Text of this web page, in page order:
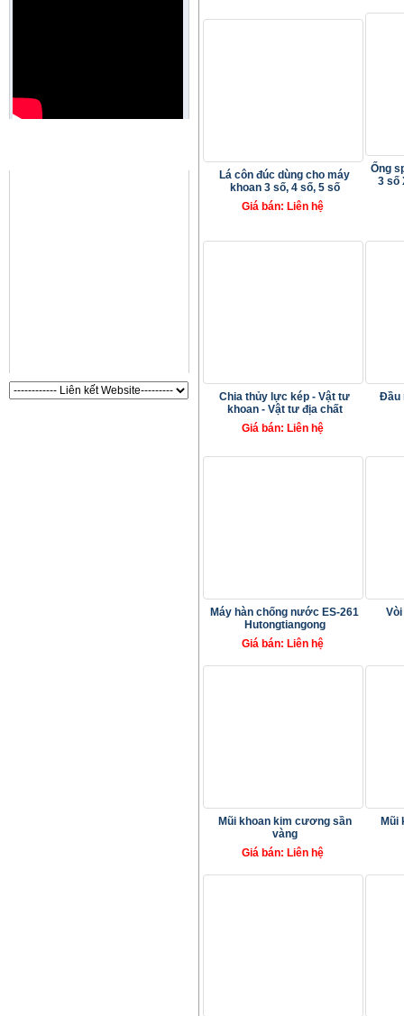
Lá côn đúc dùng cho máy
khoan 3 số, 4 số, 5 số
Giá bán: Liên hệ
Ống
3 số
Chia thủy lực kép - Vật tư
khoan - Vật tư địa chất
Giá bán: Liên hệ
Đầu
Máy hàn chống nước ES-261
Hutongtiangong
Giá bán: Liên hệ
Mũi khoan kim cương sần
vàng
Giá bán: Liên hệ
Mũi